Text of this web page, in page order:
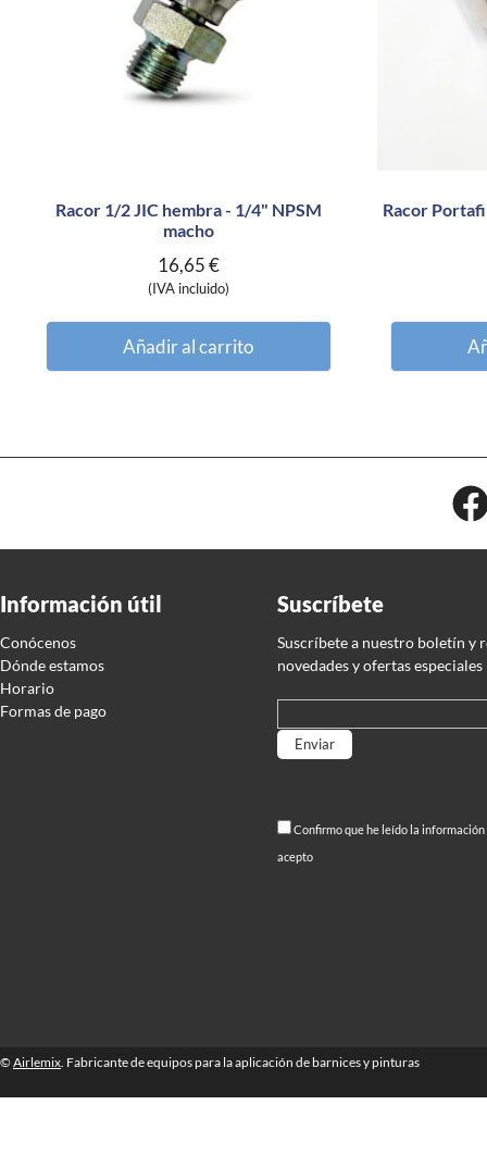
Racor 1/2 JIC hembra - 1/4" NPSM
macho
16,65€
(IVA incluido)
Añadir al carrito
Racor
Información útil
Conócenos
Dónde estamos
Horario
Formas de pago
Suscríbete
Suscríbete a nuestro boletín y
novedades y ofertas especiales
Confirmo que he leído la
acepto
© Airlemix . Fabricante de equipos para la aplicación de barnices y pinturas